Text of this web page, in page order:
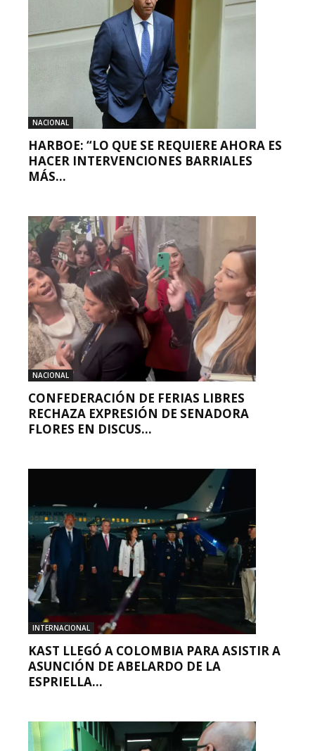
NACIONAL
HARBOE: “LO QUE SE REQUIERE AHORA ES
HACER INTERVENCIONES BARRIALES
MÁS...
NACIONAL
CONFEDERACIÓN DE FERIAS LIBRES
RECHAZA EXPRESIÓN DE SENADORA
FLORES EN DISCUS...
INTERNACIONAL
KAST LLEGÓ A COLOMBIA PARA ASISTIR A
ASUNCIÓN DE ABELARDO DE LA
ESPRIELLA...